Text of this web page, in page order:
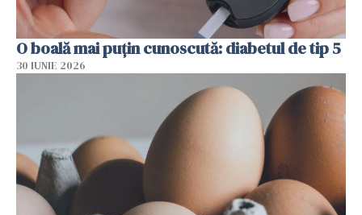
O boală mai puțin cunoscută: diabetul de tip 5
30 IUNIE 2026